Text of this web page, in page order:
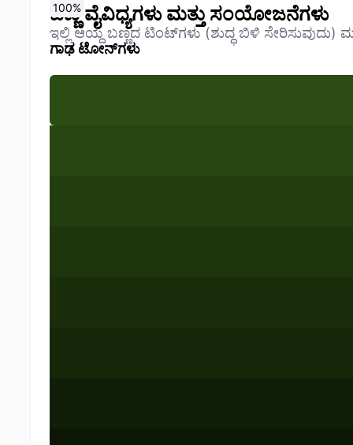
ಬಣ್ಣ ವೈವಿಧ್ಯಗಳು ಮತ್ತು ಸಂಯೋಜನೆಗಳು
ಇಲ್ಲಿ ಆಯ್ದ ಬಣ್ಣದ ಟಿಂಟ್‌ಗಳು (ಶುದ್ಧ ಬಿಳಿ ಸೇರಿಸುವುದು)
ಗಾಢ ಟೋನ್‌ಗಳು
0%
10%
20%
30%
40%
50%
60%
70%
80%
90%
100%